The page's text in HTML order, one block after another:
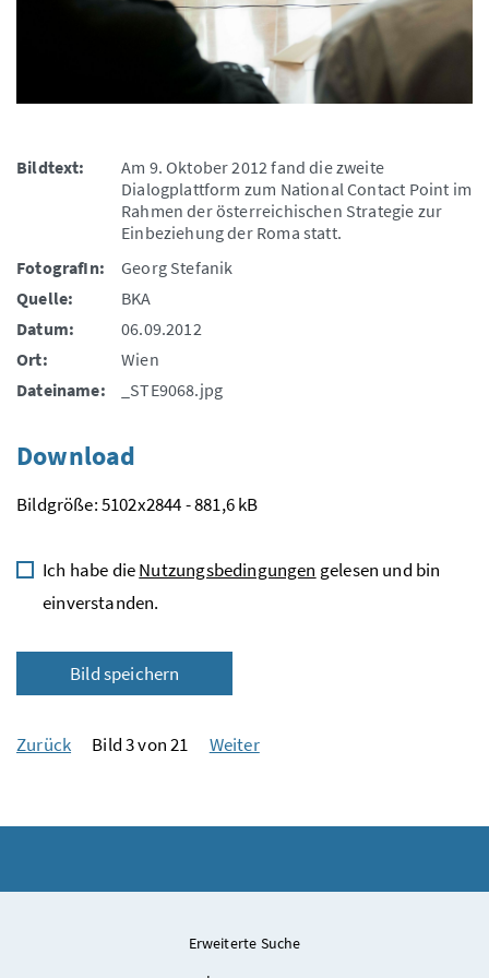
Bildtext:
Am 9. Oktober 2012 fand die zweite
Dialogplattform zum National Contact Point im
Rahmen der österreichischen Strategie zur
Einbeziehung der Roma statt.
FotografIn:
Georg Stefanik
Quelle:
BKA
Datum:
06.09.2012
Ort:
Wien
Dateiname:
_STE9068.jpg
Download
Bildgröße: 5102x2844 - 881,6 kB
Ich habe dieNutzungsbedingungen gelesen und bin
einverstanden.
Bild speichern
Zurück Bild 3 von 21 Weiter
Erweiterte Suche